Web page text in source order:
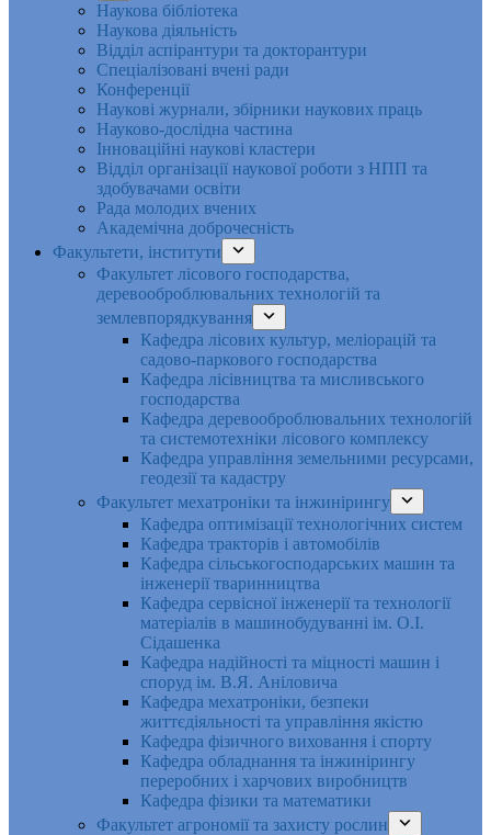
Наукова бібліотека
Наукова діяльність
Відділ аспірантури та докторантури
Спеціалізовані вчені ради
Конференції
Наукові журнали, збірники наукових праць
Науково-дослідна частина
Інноваційні наукові кластери
Відділ організації наукової роботи з НПП та
здобувачами освіти
Рада молодих вчених
Академічна доброчесність
Факультети, інститути
Факультет лісового господарства,
деревооброблювальних технологій та
землевпорядкування
Кафедра лісових культур, меліорацій та
садово-паркового господарства
Кафедра лісівництва та мисливського
господарства
Кафедра деревооброблювальних технологій
та системотехніки лісового комплексу
Кафедра управління земельними ресурсами,
геодезії та кадастру
Факультет мехатроніки та інжинірингу
Кафедра оптимізації технологічних систем
Кафедра тракторів і автомобілів
Кафедра сільськогосподарських машин та
інженерії тваринництва
Кафедра cервісної інженерії та технології
матеріалів в машинобудуванні ім. О.І.
Сідашенка
Кафедра надійності та міцності машин і
споруд ім. В.Я. Аніловича
Кафедра мехатроніки, безпеки
життєдіяльності та управління якістю
Кафедра фізичного виховання і спорту
Кафедра обладнання та інжинірингу
переробних і харчових виробництв
Кафедра фізики та математики
Факультет агрономії та захисту рослин